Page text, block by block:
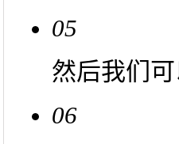
05
然后我们
06